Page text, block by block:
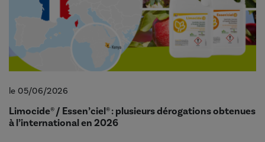
le 05/06/2026
Limocide® / Essen’ciel® : plusieurs dérogations obtenues
à l’international en 2026